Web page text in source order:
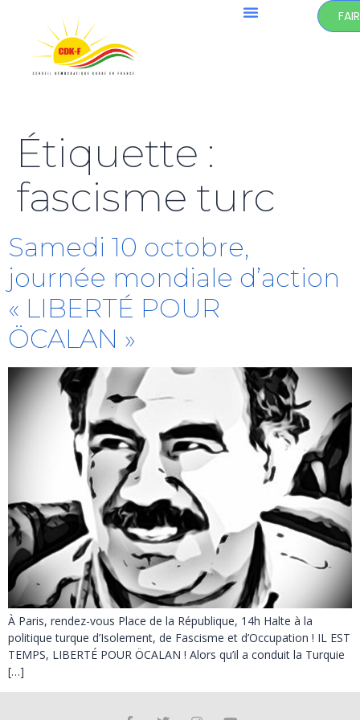
Étiquette :
fascisme turc
Samedi 10 octobre,
journée mondiale d’action
« LIBERTÉ POUR
ÖCALAN »
À Paris, rendez-vous Place de la République, 14h Halte à la
politique turque d’Isolement, de Fascisme et d’Occupation ! IL EST
TEMPS, LIBERTÉ POUR ÖCALAN ! Alors qu’il a conduit la Turquie
[…]